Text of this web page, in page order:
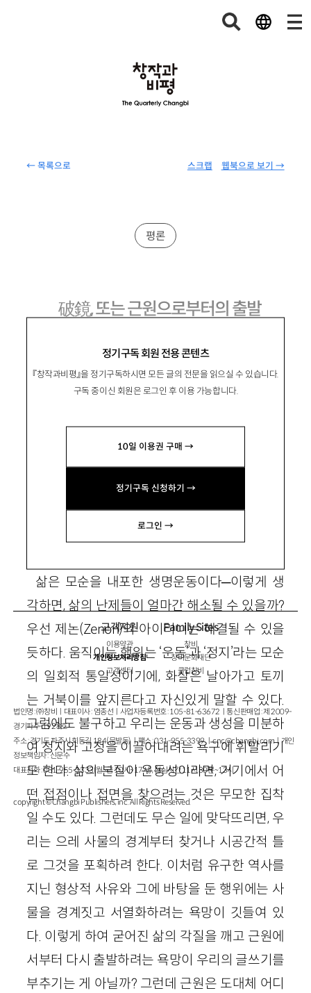
← 목록으로 웹북으로 보기 →
스크랩
정기구독 회원 전용 콘텐츠
『창작과비평』을 정기구독하시면 모든 글의 전문을 읽으실 수 있습니다.
구독 중이신 회원은 로그인 후 이용 가능합니다.
10일 이용권 구매 →
정기구독 신청하기 →
로그인 →
평론
破鏡, 또는 근원으로부터의 출발
로
황광수黃光穗
문학평론가. 평론집으로 『삶과 역사적 진실』이
삶은 모순을 내포한 생명운동이다─이렇게 생
각하면, 삶의 난제들이 얼마간 해소될 수 있을까?
우선 제논(Zenon)의 아이러니는 해결될 수 있을
듯하다. 움직이는 행위는 ‘운동’과 ‘정지’라는 모순
의 일회적 통일성이기에, 화살은 날아가고 토끼
는 거북이를 앞지른다고 자신있게 말할 수 있다.
그럼에도 불구하고 우리는 운동과 생성을 미분하
여 정지와 고정을 이끌어내려는 욕구에 휘말리기
도 한다. 삶의 본질이 운동성이라면, 거기에서 어
떤 접점이나 접면을 찾으려는 것은 무모한 집착
일 수도 있다. 그런데도 무슨 일에 맞닥뜨리면, 우
리는 으레 사물의 경계부터 찾거나 시공간적 틀
로 그것을 포획하려 한다. 이처럼 유구한 역사를
지닌 형상적 사유와 그에 바탕을 둔 행위에는 사
물을 경계짓고 서열화하려는 욕망이 깃들여 있
다. 이렇게 하여 굳어진 삶의 각질을 깨고 근원에
서부터 다시 출발하려는 욕망이 우리의 글쓰기를
부추기는 게 아닐까? 그런데 근원은 도대체 어디
고객지원
이용약관
개인정보처리방침
고객센터
Family Sites
창비
창비문화재단
클럽창비
법인명 : ㈜창비ㅣ대표이사 : 염종선ㅣ사업자등록번호 : 105-81-63672ㅣ통신판매업 : 제 2009-
경기파주-1928호
주소 : 경기도 파주시 회동길 184(문발동)ㅣ팩스 : 031-955-3399 ㅣcnc@changbi.comㅣ개인
정보책임자 : 신문수
대표전화 : 031-955-3333(월~금 10시~17시), 점심시간 11시 30분~13시
copyright © Changbi Publishers, inc. All Rights Reserved.